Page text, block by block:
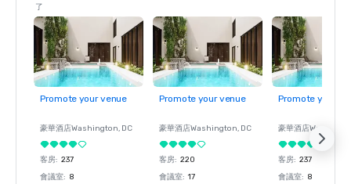
了
Promote your venue
豪華酒店Washington, DC
客房: 237
會議室: 8
Promote your venue
豪華酒店Washington, DC
客房: 220
會議室: 17
Promote your
豪華酒店
客房: 237
會議室: 8